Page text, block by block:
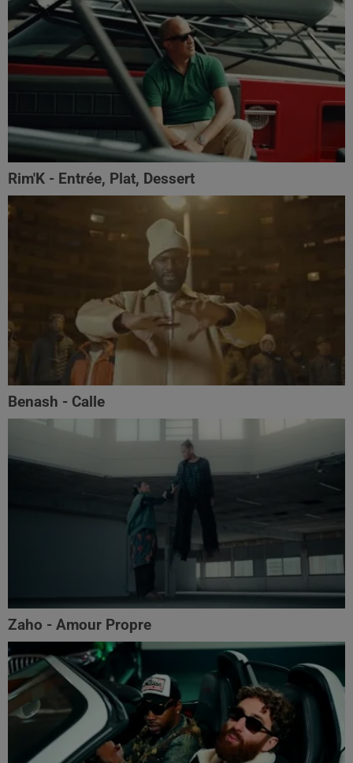
Rim'K - Entrée, Plat, Dessert
Benash - Calle
Zaho - Amour Propre